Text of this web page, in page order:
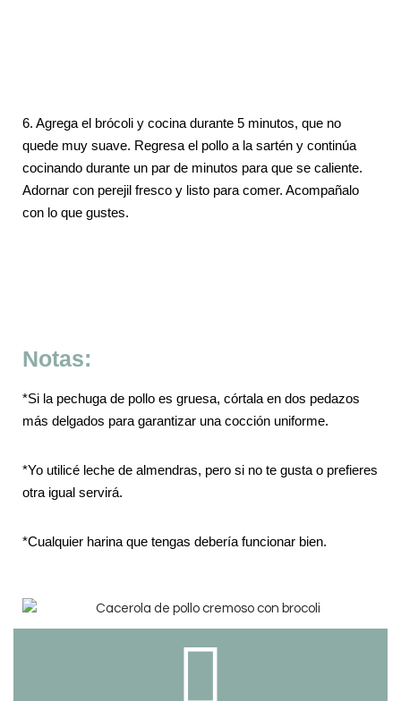
6. Agrega el brócoli y cocina durante 5 minutos, que no
quede muy suave. Regresa el pollo a la sartén y continúa
cocinando durante un par de minutos para que se caliente.
Adornar con perejil fresco y listo para comer. Acompañalo
con lo que gustes.
Notas:
*Si la pechuga de pollo es gruesa, córtala en dos pedazos
más delgados para garantizar una cocción uniforme.
*Yo utilicé leche de almendras, pero si no te gusta o prefieres
otra igual servirá.
*Cualquier harina que tengas debería funcionar bien.